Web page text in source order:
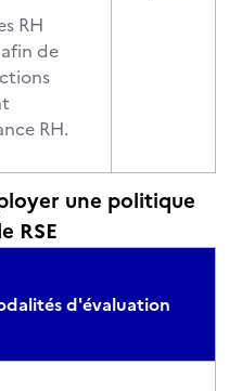
RH
de
RH.
une politique
RSE
d'évaluation